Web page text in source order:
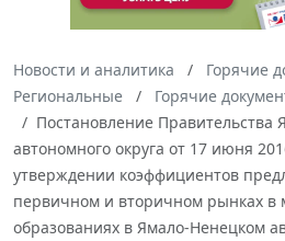
Новости и аналитика
Горячие
Региональные
Горячие
Постановление Правительства
автономного округа от 17 июня
утверждении коэффициентов
первичном и вторичном рынках в
образованиях в Ямало-Ненецком